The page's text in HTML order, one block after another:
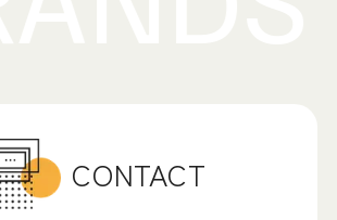
CONTACT